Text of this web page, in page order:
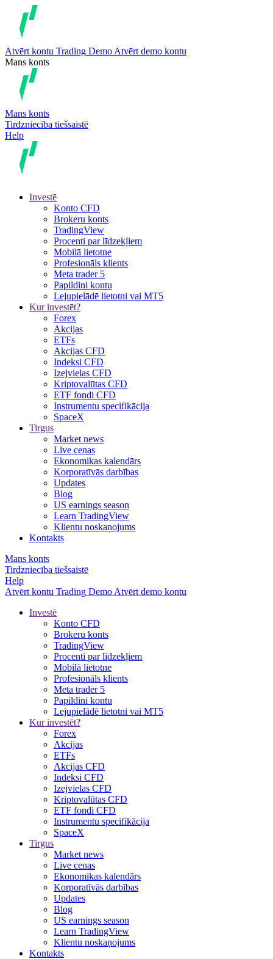
Atvērt kontu Trading Demo Atvērt demo kontu
Mans konts
Mans konts
Tirdzniecība tiešsaistē
Help
Investē
Konto CFD
Brokeru konts
TradingView
Procenti par līdzekļiem
Mobilā lietotne
Profesionāls klients
Meta trader 5
Papildini kontu
Lejupielādē lietotni vai MT5
Kur investēt?
Forex
Akcijas
ETFs
Akcijas CFD
Indeksi CFD
Izejvielas CFD
Kriptovalūtas CFD
ETF fondi CFD
Instrumentu specifikācija
SpaceX
Tirgus
Market news
Live cenas
Ekonomikas kalendārs
Korporatīvās darbības
Updates
Blog
US earnings season
Learn TradingView
Klientu noskaņojums
Kontakts
Mans konts
Tirdzniecība tiešsaistē
Help
Atvērt kontu Trading Demo Atvērt demo kontu
Investē
Konto CFD
Brokeru konts
TradingView
Procenti par līdzekļiem
Mobilā lietotne
Profesionāls klients
Meta trader 5
Papildini kontu
Lejupielādē lietotni vai MT5
Kur investēt?
Forex
Akcijas
ETFs
Akcijas CFD
Indeksi CFD
Izejvielas CFD
Kriptovalūtas CFD
ETF fondi CFD
Instrumentu specifikācija
SpaceX
Tirgus
Market news
Live cenas
Ekonomikas kalendārs
Korporatīvās darbības
Updates
Blog
US earnings season
Learn TradingView
Klientu noskaņojums
Kontakts